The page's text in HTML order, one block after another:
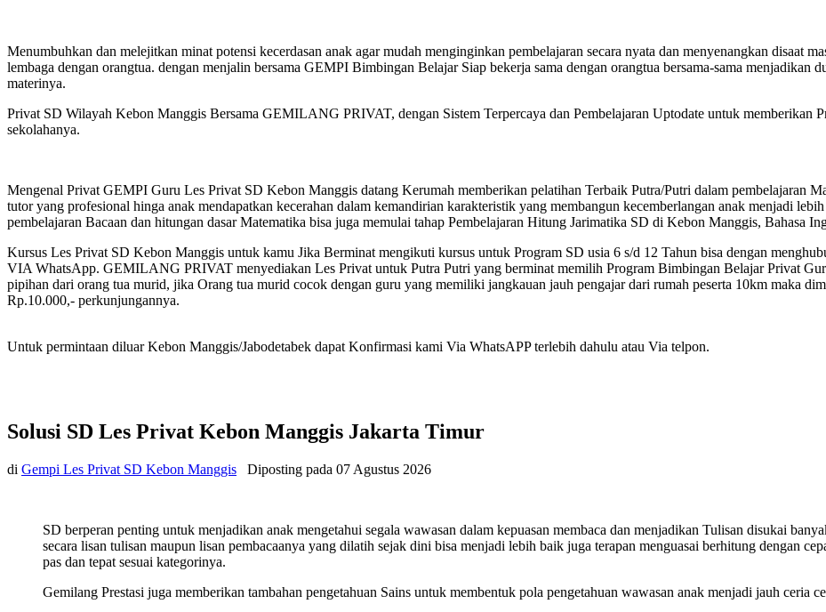
Menumbuhkan dan melejitkan minat potensi kecerdasan anak agar mudah menginginkan pembelajaran secara nyata dan menyenangkan disaat
lembaga dengan orangtua. dengan menjalin bersama GEMPI Bimbingan Belajar Siap bekerja sama dengan orangtua bersama-sama menjadikan
materinya.
Privat SD Wilayah Kebon Manggis Bersama GEMILANG PRIVAT, dengan Sistem Terpercaya dan Pembelajaran Uptodate untuk memberikan
sekolahanya.
Mengenal Privat GEMPI Guru Les Privat SD Kebon Manggis datang Kerumah memberikan pelatihan Terbaik Putra/Putri dalam pembelajaran
tutor yang profesional hinga anak mendapatkan kecerahan dalam kemandirian karakteristik yang membangun kecemberlangan anak menjadi
pembelajaran Bacaan dan hitungan dasar Matematika bisa juga memulai tahap Pembelajaran Hitung Jarimatika SD di Kebon Manggis, Bahasa
Kursus Les Privat SD Kebon Manggis untuk kamu Jika Berminat mengikuti kursus untuk Program SD usia 6 s/d 12 Tahun bisa dengan
VIA WhatsApp. GEMILANG PRIVAT menyediakan Les Privat untuk Putra Putri yang berminat memilih Program Bimbingan Belajar Privat
pipihan dari orang tua murid, jika Orang tua murid cocok dengan guru yang memiliki jangkauan jauh pengajar dari rumah peserta 10km maka
Rp.10.000,- perkunjungannya.
Untuk permintaan diluar Kebon Manggis/Jabodetabek dapat Konfirmasi kami Via WhatsAPP terlebih dahulu atau Via telpon.
Solusi SD Les Privat Kebon Manggis Jakarta Timur
di Gempi Les Privat SD Kebon Manggis Diposting pada 07 Agustus 2026
SD berperan penting untuk menjadikan anak mengetahui segala wawasan dalam kepuasan membaca dan menjadikan Tulisan disukai
secara lisan tulisan maupun lisan pembacaanya yang dilatih sejak dini bisa menjadi lebih baik juga terapan menguasai berhitung dengan
pas dan tepat sesuai kategorinya.
Gemilang Prestasi juga memberikan tambahan pengetahuan Sains untuk membentuk pola pengetahuan wawasan anak menjadi jauh ceria